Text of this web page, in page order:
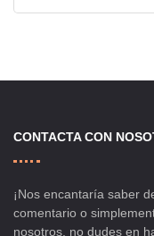
CONTACTA CON
¡Nos encantaría saber
comentario o
nosotros, no dudes en